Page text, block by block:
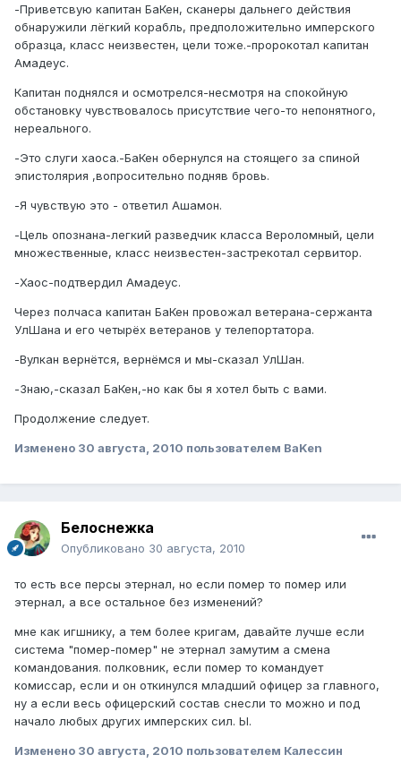
-Приветсвую капитан БаКен, сканеры дальнего действия
обнаружили лёгкий корабль, предположительно имперского
образца, класс неизвестен, цели тоже.-пророкотал капитан
Амадеус.
Капитан поднялся и осмотрелся-несмотря на спокойную
обстановку чувствовалось присутствие чего-то непонятного,
нереального.
-Это слуги хаоса.-БаКен обернулся на стоящего за спиной
эпистолярия ,вопросительно подняв бровь.
-Я чувствую это - ответил Ашамон.
-Цель опознана-легкий разведчик класса Вероломный, цели
множественные, класс неизвестен-застрекотал сервитор.
-Хаос-подтвердил Амадеус.
Через полчаса капитан БаКен провожал ветерана-сержанта
УлШана и его четырёх ветеранов у телепортатора.
-Вулкан вернётся, вернёмся и мы-сказал УлШан.
-Знаю,-сказал БаКен,-но как бы я хотел быть с вами.
Продолжение следует.
Изменено 30 августа, 2010 пользователем BaKen
Белоснежка
Опубликовано 30 августа, 2010
то есть все персы этернал, но если помер то помер или
этернал, а все остальное без изменений?
мне как игшнику, а тем более кригам, давайте лучше если
система "помер-помер" не этернал замутим а смена
командования. полковник, если помер то командует
комиссар, если и он откинулся младший офицер за главного,
ну а если весь офицерский состав снесли то можно и под
начало любых других имперских сил. Ы.
Изменено 30 августа, 2010 пользователем Калессин